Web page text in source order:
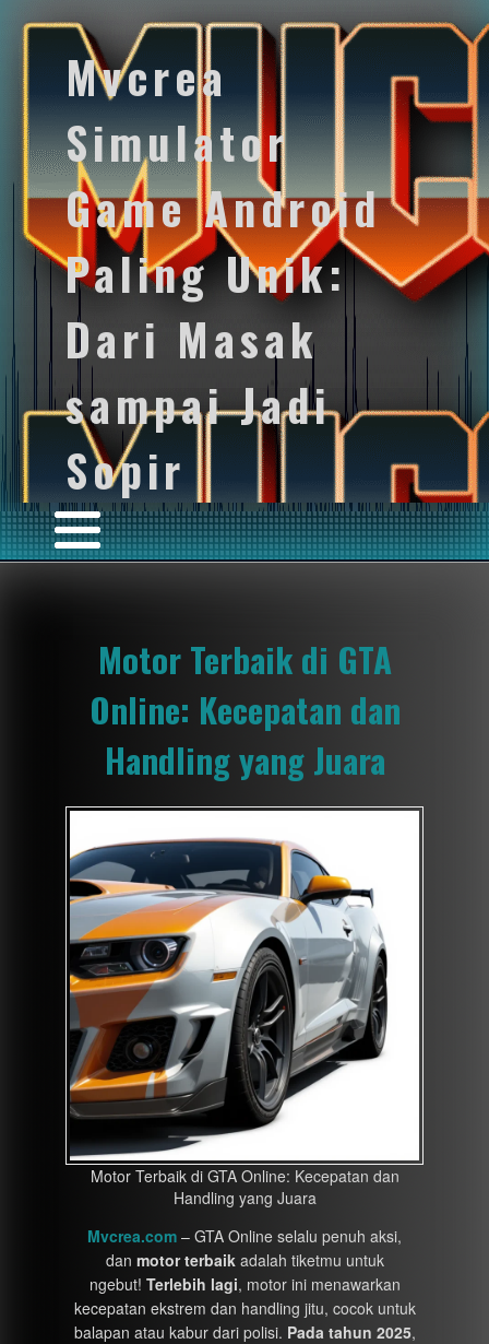
Mvcrea
Simulator
Game Android
Paling Unik:
Dari Masak
sampai Jadi
Sopir
Motor Terbaik di GTA
Online: Kecepatan dan
Handling yang Juara
Motor Terbaik di GTA Online: Kecepatan dan
Handling yang Juara
Mvcrea.com – GTA Online selalu penuh aksi,
dan motor terbaikadalah tiketmu untuk
ngebut! Terlebih lagi, motor ini menawarkan
kecepatan ekstrem dan handling jitu, cocok untuk
balapan atau kabur dari polisi. Pada tahun 2025,